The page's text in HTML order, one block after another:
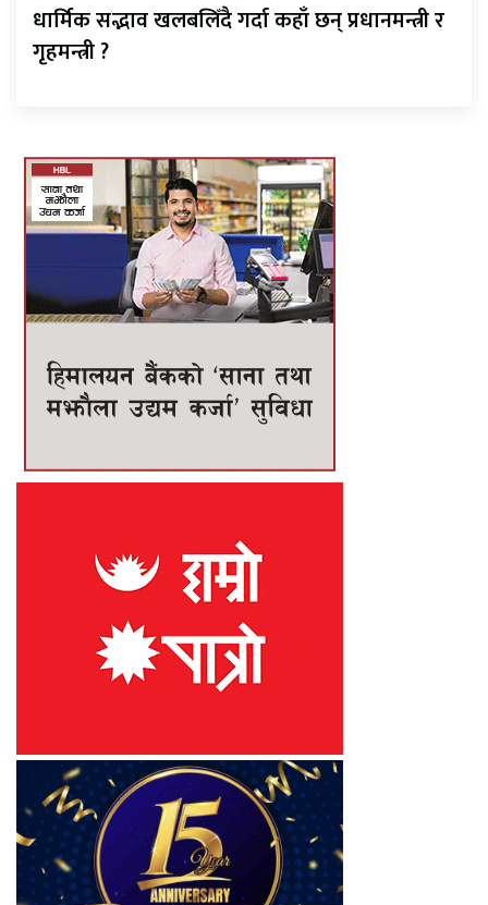
धार्मिक सद्भाव खलबलिँदै गर्दा कहाँ छन् प्रधानमन्त्री र
गृहमन्त्री ?